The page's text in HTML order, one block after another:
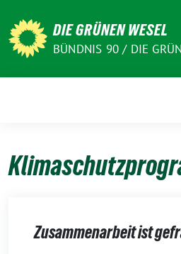
zum
Inhalt
DIE GRÜNEN WESEL
BÜNDNIS 90 / DIE
Zusammenarbeit ist